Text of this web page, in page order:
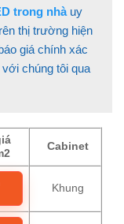
trong nhàuy
thị trường hiện
giá chính xác
chúng tôi qua
Cabinet
Khung